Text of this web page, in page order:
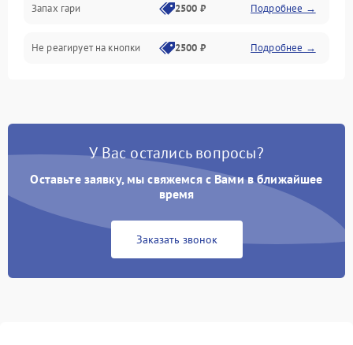
Запах гари 2500 ₽ Подробнее →
Не реагирует на кнопки 2500 ₽ Подробнее →
У Вас остались вопросы?
Оставьте заявку, мы свяжемся с Вами в ближайшее
время
Заказать звонок